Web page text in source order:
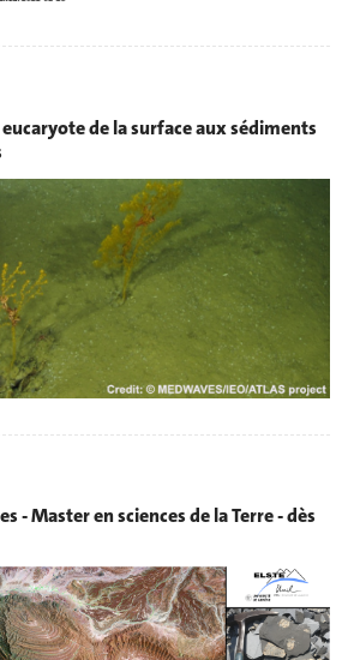
de la surface aux sédiments
- Master en sciences de la Terre - dès